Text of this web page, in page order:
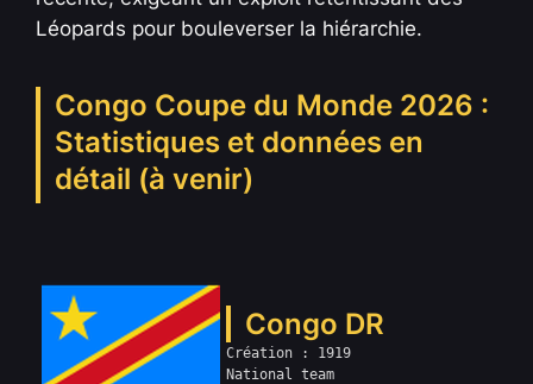
Léopards pour bouleverser la hiérarchie.
Congo Coupe du Monde 2026 :
Statistiques et données en
détail (à venir)
Congo DR
Création : 1919
National team